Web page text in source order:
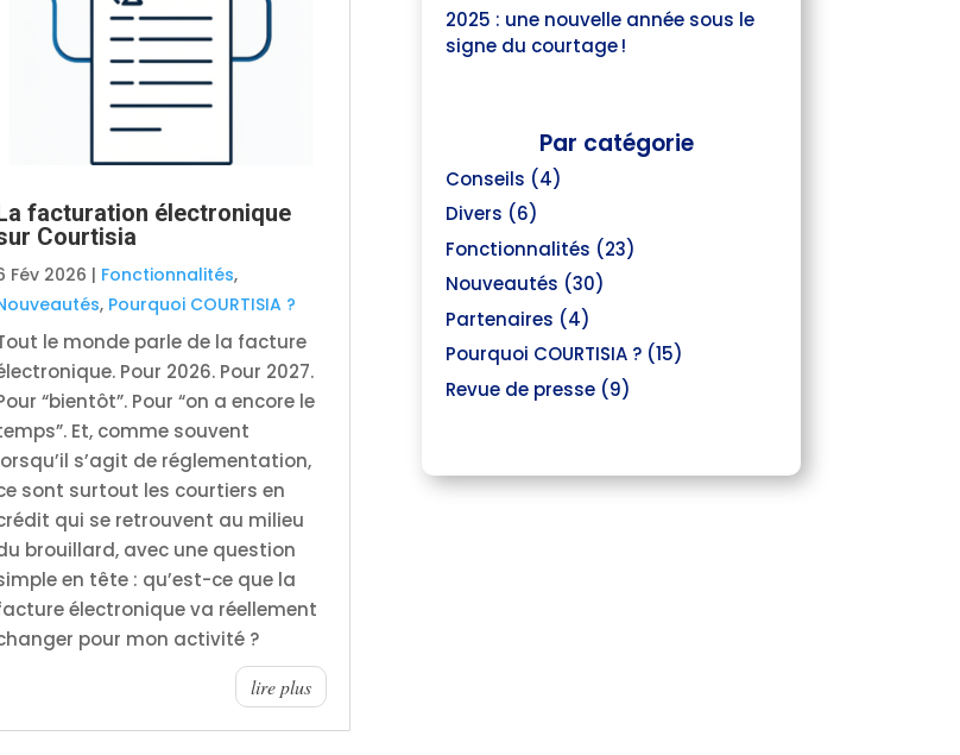
facturation électronique
Courtisia
Fév 2026 | Fonctionnalités,
, Pourquoi COURTISIA ?
le monde parle de la facture
Pour 2026. Pour 2027.
“bientôt”. Pour “on a encore le
Et, comme souvent
s’agit de réglementation,
sont surtout les courtiers en
qui se retrouvent au milieu
brouillard, avec une question
en tête : qu’est-ce que la
électronique va réellement
pour mon activité ?
lire plus
2025 : une nouvelle année sous le
signe du courtage !
Par catégorie
Conseils (4)
Divers (6)
Fonctionnalités (23)
Nouveautés (30)
Partenaires (4)
Pourquoi COURTISIA ?(15)
Revue de presse(9)